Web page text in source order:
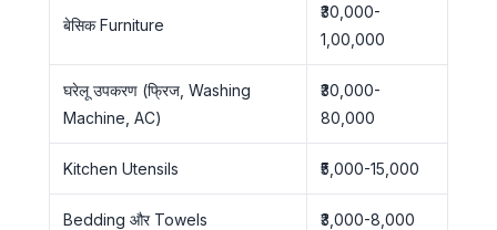
बेसिक Furniture
₹30,000-
1,00,000
घरेलू उपकरण (फ्रिज, Washing
Machine, AC)
₹30,000-
80,000
Kitchen Utensils ₹5,000-15,000
Bedding और Towels ₹3,000-8,000